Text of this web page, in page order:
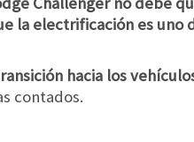
la electrificación es uno
hacia los
contados.